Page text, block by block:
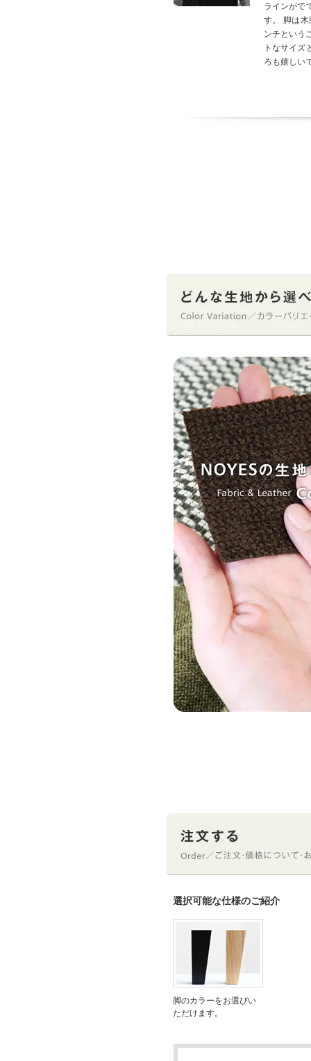
ラインがで
す。 脚は
ンチという
トなサイズ
ろも嬉しい
選択可能な仕様のご紹介
脚のカラーをお選びい
ただけます。